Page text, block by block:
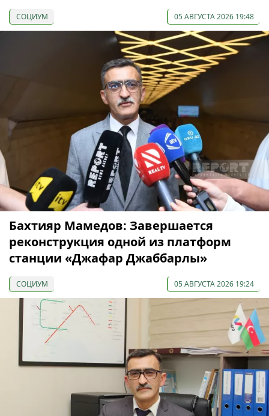
СОЦИУМ 05 АВГУСТА 2026 19:48
Бахтияр Мамедов: Завершается
реконструкция одной из платформ
станции «Джафар Джаббарлы»
СОЦИУМ 05 АВГУСТА 2026 19:24